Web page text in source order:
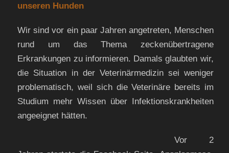
unseren Hunden
Wir sind vor ein paar Jahren angetreten, Menschen
rund um das Thema zeckenübertragene
Erkrankungen zu informieren. Damals glaubten wir,
die Situation in der Veterinärmedizin sei weniger
problematisch, weil sich die Veterinäre bereits im
Studium mehr Wissen über Infektionskrankheiten
angeeignet hätten.
Vor 2